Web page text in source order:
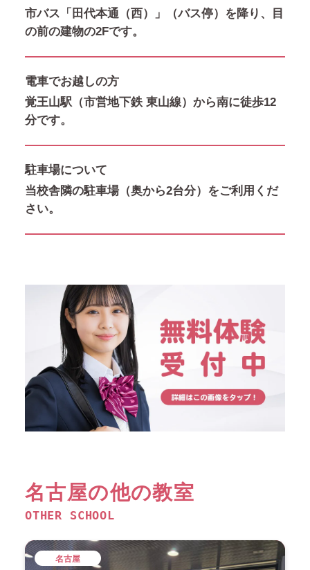
市バス「田代本通（西）」（バス停）を降り、目
の前の建物の2Fです。
電車でお越しの方
覚王山駅（市営地下鉄 東山線）から南に徒歩12
分です。
駐車場について
当校舎隣の駐車場（奥から2台分）をご利用くだ
さい。
名古屋の他の教室
OTHER SCHOOL
名古屋